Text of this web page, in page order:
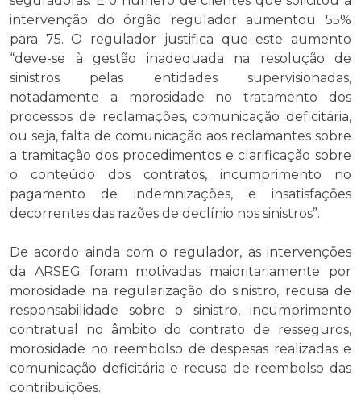
intervenção do órgão regulador aumentou 55%
para 75. O regulador justifica que este aumento
“deve-se à gestão inadequada na resolução de
sinistros pelas entidades supervisionadas,
notadamente a morosidade no tratamento dos
processos de reclamações, comunicação deficitária,
ou seja, falta de comunicação aos reclamantes sobre
a tramitação dos procedimentos e clarificação sobre
o conteúdo dos contratos, incumprimento no
pagamento de indemnizações, e insatisfações
decorrentes das razões de declínio nos sinistros”.
De acordo ainda com o regulador, as intervenções
da ARSEG foram motivadas maioritariamente por
morosidade na regularização do sinistro, recusa de
responsabilidade sobre o sinistro, incumprimento
contratual no âmbito do contrato de resseguros,
morosidade no reembolso de despesas realizadas e
comunicação deficitária e recusa de reembolso das
contribuições.